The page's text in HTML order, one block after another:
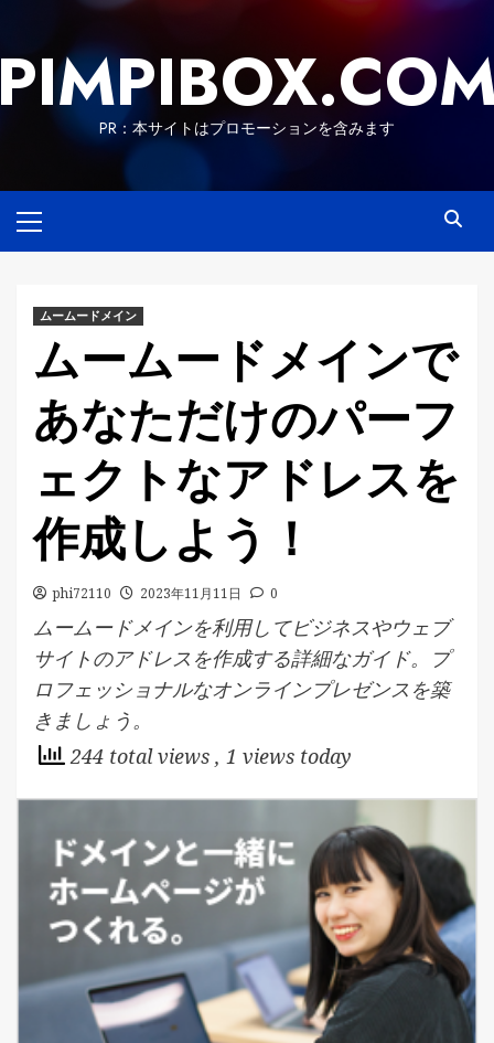
content
PR：本サイトはプロモーションを含みます
Menu
ムームードメイン
ムームードメインで
あなただけのパーフ
ェクトなアドレスを
作成しよう！
phi72110 2023年11月11日 0
ムームードメインを利用してビジネスやウェブ
サイトのアドレスを作成する詳細なガイド。プ
ロフェッショナルなオンラインプレゼンスを築
きましょう。
244 total views , 1 views today